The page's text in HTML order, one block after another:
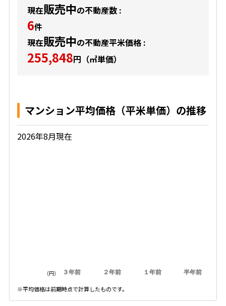
現在販売中の不動産数 :
6件
現在販売中の不動産平米価格 :
255,848円（㎡単価）
マンション平均価格（平米単価）の推移
2026年8月現在
３年前 ２年前 １年前 半年前
(円)
※平均価格は前期時点で計算したものです。